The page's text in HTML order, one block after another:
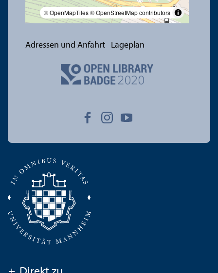
© OpenMapTiles© OpenStreetMap contributors
Adressen und Anfahrt Lageplan